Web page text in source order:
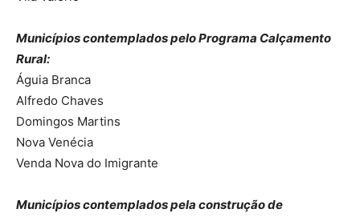
Municípios contemplados pelo Programa Calçamento
Rural:
Águia Branca
Alfredo Chaves
Domingos Martins
Nova Venécia
Venda Nova do Imigrante
Municípios contemplados pela construção de